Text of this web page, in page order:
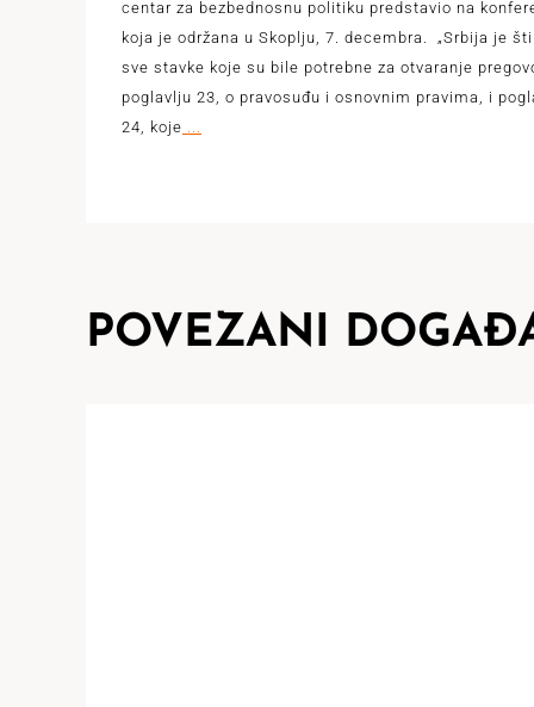
centar za bezbednosnu politiku predstavio na
koja je održana u Skoplju, 7. decembra. „Srbija je
sve stavke koje su bile potrebne za otvaranje
poglavlju 23, o pravosuđu i osnovnim pravima, i
24, koje ...
POVEZANI